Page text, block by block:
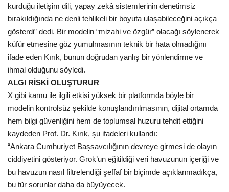
kurduğu iletişim dili, yapay zekâ sistemlerinin denetimsiz
bırakıldığında ne denli tehlikeli bir boyuta ulaşabileceğini açıkça
gösterdi” dedi. Bir modelin “mizahi ve özgür” olacağı söylenerek
küfür etmesine göz yumulmasının teknik bir hata olmadığını
ifade eden Kırık, bunun doğrudan yanlış bir yönlendirme ve
ihmal olduğunu söyledi.
ALGI RİSKİ OLUŞTURUR
X gibi kamu ile ilgili etkisi yüksek bir platformda böyle bir
modelin kontrolsüz şekilde konuşlandırılmasının, dijital ortamda
hem bilgi güvenliğini hem de toplumsal huzuru tehdit ettiğini
kaydeden Prof. Dr. Kırık, şu ifadeleri kullandı:
“Ankara Cumhuriyet Başsavcılığının devreye girmesi de olayın
ciddiyetini gösteriyor. Grok’un eğitildiği veri havuzunun içeriği ve
bu havuzun nasıl filtrelendiği şeffaf bir biçimde açıklanmadıkça,
bu tür sorunlar daha da büyüyecek.